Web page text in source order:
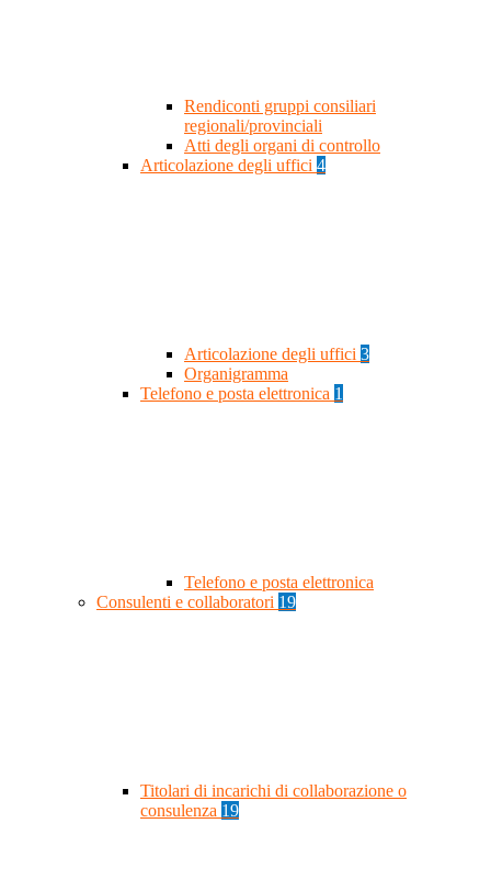
Rendiconti gruppi consiliari
regionali/provinciali
Atti degli organi di controllo
Articolazione degli uffici 4
Articolazione degli uffici 3
Organigramma
Telefono e posta elettronica 1
Telefono e posta elettronica
Consulenti e collaboratori 19
Titolari di incarichi di collaborazione o
consulenza 19